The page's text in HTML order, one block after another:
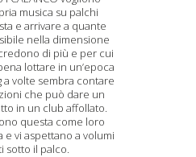
musica su palchi
e arrivare a quante
nella dimensione
di più e per cui
lottare in un’epoca
a volte sembra contare
che può dare un
in un club affollato.
questa come loro
e vi aspettano a volumi
sotto il palco.